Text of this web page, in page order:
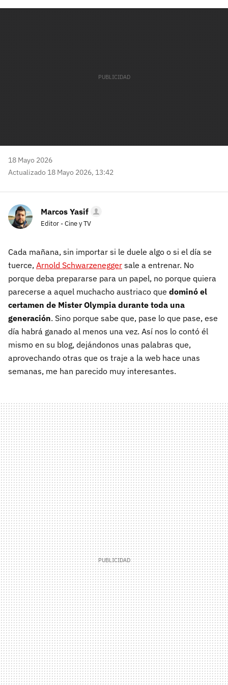
18 Mayo 2026
Actualizado 18 Mayo 2026, 13:42
Marcos Yasif
Editor - Cine y TV
Cada mañana, sin importar si le duele algo o si el día se
tuerce, Arnold Schwarzenegger sale a entrenar. No
porque deba prepararse para un papel, no porque quiera
parecerse a aquel muchacho austriaco que dominó el
certamen de Mister Olympia durante toda una
generación. Sino porque sabe que, pase lo que pase, ese
día habrá ganado al menos una vez. Así nos lo contó él
mismo en su blog, dejándonos unas palabras que,
aprovechando otras que os traje a la web hace unas
semanas, me han parecido muy interesantes.